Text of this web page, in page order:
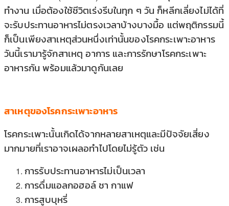
ทำงาน เมื่อต้องใช้ชีวิตเร่งรีบในทุก ๆ วัน ก็หลีกเลี่ยงไม่ได้ที่
จะรับประทานอาหารไม่ตรงเวลาบ้างบางมื้อ แต่พฤติกรรมนี้
ก็เป็นเพียงสาเหตุส่วนหนึ่งเท่านั้นของโรคกระเพาะอาหาร
วันนี้เรามารู้จักสาเหตุ อาการ และการรักษาโรคกระเพาะ
อาหารกัน พร้อมแล้วมาดูกันเลย
สาเหตุของโรคกระเพาะอาหาร
โรคกระเพาะนั้นเกิดได้จากหลายสาเหตุและมีปัจจัยเสี่ยง
มากมายที่เราอาจเผลอทำไปโดยไม่รู้ตัว เช่น
การรับประทานอาหารไม่เป็นเวลา
การดื่มแอลกอฮอล์ ชา กาแฟ
การสูบบุหรี่